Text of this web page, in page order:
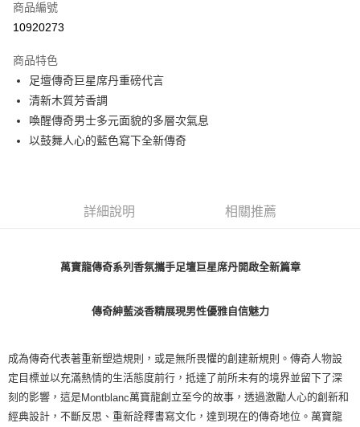
信用卡分期付款
合作金庫商業銀行
華南商業銀行
上海商業儲蓄銀行
國泰世華商業銀行
兆豐國際商業銀行
臺灣中小企業銀行
玉山商業銀行
星展（台灣）商業銀行
台新國際商業銀行
中國信託商業銀行
LINE Pay
Apple Pay
街口支付
1.本服務由台灣大哥大提供，台灣大哥大用戶可立即使用無須另外申請。
2.付款方式選擇「大哥付你分期」，訂單成立後會自動跳轉到大哥付的交易
3.實際核准額度、可分期數及費用金額請依後續交易確認頁面所載為準。
4.訂單成立30分鐘內，如未前往確認交易或遇審核未通過，訂單將自動取
消。如遇「轉專審核」未通過狀況，表示未達大哥付你分期系統評分，恕無
法說明評估內容。
【繳款方式說明】
AFTEE先享後付是「在收到商品之後才付款」的支付方式。 讓您購物簡單
１．簡單：不需註冊會員、不需綁卡、不需儲值。
２．便利：只要手機號碼，簡訊認證，即可結帳。
３．安心：先確認商品／服務後，再付款。
ATM付款
運送方式
付款後全家取貨
商品編號
10920273
商品特色
足壇傳奇巨星席丹重磅代言
清新木質芳香調
喚醒傳奇男士多元面貌的多層次氣息
以鼓舞人心的藍色寫下全新傳奇
詳細說明 相關推薦
萬寶龍傳奇系列香氛攜手足壇巨星席丹開啟全新篇章
傳奇紳藍淡香精展現男性優雅自信魅力
成為傳奇代表著重新塑造規則，或是無所畏懼的創建新規則。傳奇人物設
定目標並以充滿熱情的生活態度前行，抵達了前所未有的境界並留下了深
刻的影響，這是Montblanc萬寶龍創立至今的故事，透過激勵人心的創新和
經典設計，不斷反思、重新詮釋書寫文化，達到現在的傳奇地位。萬寶龍